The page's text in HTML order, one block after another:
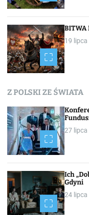
p
i
s
a
BITWA
19 lipca
Z POLSKI ZE ŚWIATA
27 lipca
Ich
Gdyni
24 lipca